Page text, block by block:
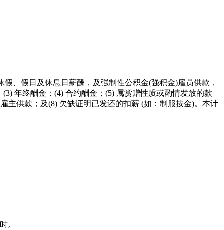
、假日及休息日薪酬，及强制性公积金(强积金)雇员供款，
年终酬金；(4) 合约酬金；(5) 属赏赠性质或酌情发放的款
主供款；及(8) 欠缺证明已发还的扣薪 (如：制服按金)。本计
。